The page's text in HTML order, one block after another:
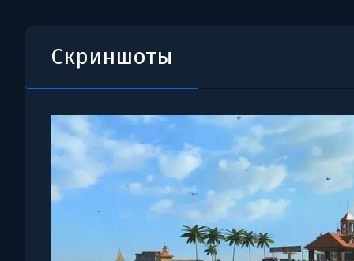
Скриншоты